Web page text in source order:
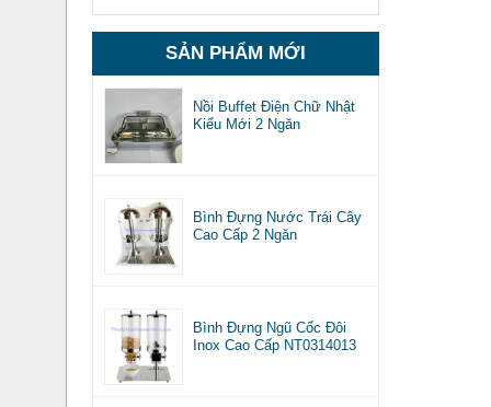
SẢN PHẨM MỚI
Nồi Buffet Điện Chữ Nhật
Kiểu Mới 2 Ngăn
Bình Đựng Nước Trái Cây
Cao Cấp 2 Ngăn
Bình Đựng Ngũ Cốc Đôi
Inox Cao Cấp NT0314013